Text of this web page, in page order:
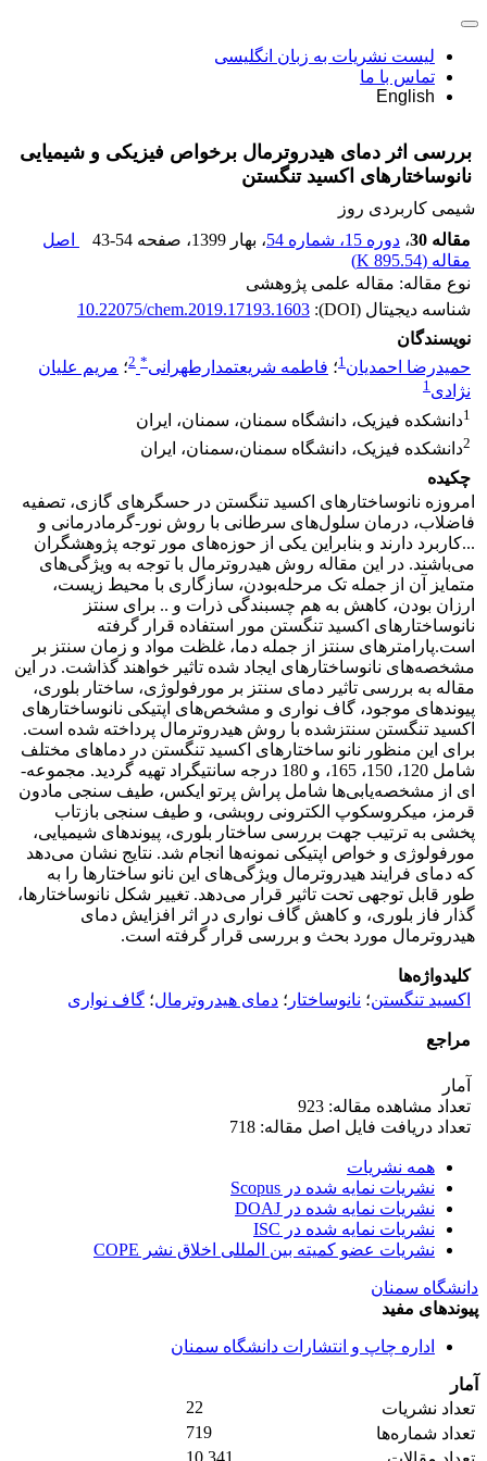
لیست نشریات به زبان انگلیسی
تماس با ما
English
بررسی اثر دمای هیدروترمال برخواص فیزیکی و شیمیایی
نانوساختارهای اکسید تنگستن
شیمى کاربردى روز
مقاله 30
، دوره 15، شماره 54 ، بهار 1399 ، صفحه 43-54
اصل
مقاله (895.54 K
)
نوع مقاله: مقاله علمی پژوهشی
شناسه دیجیتال (DOI):
10.22075/chem.2019.17193.1603
نویسندگان
حمیدرضا احمدیان1؛ فاطمه شریعتمدارطهرانی*
2؛ مریم علیان
نژادی1
1دانشکده فیزیک، دانشگاه سمنان، سمنان، ایران
2دانشکده فیزیک، دانشگاه سمنان،سمنان، ایران
چکیده
امروزه نانوساختارهای اکسید تنگستن در حسگرهای گازی، تصفیه
فاضلاب، درمان سلول‌های سرطانی با روش نور-گرمادرمانی و
...کاربرد دارند و بنابراین یکی از حوزه‌های مور توجه پژوهشگران
می‌باشند. در این مقاله روش هیدروترمال با توجه به ویژگی‌های
متمایز آن از جمله تک مرحله‌بودن، سازگاری با محیط زیست،
ارزان بودن، کاهش به هم چسبندگی ذرات و .. برای سنتز
نانوساختارهای اکسید تنگستن مور استفاده قرار گرفته
است.پارامترهای سنتز از جمله دما، غلظت مواد و زمان سنتز بر
مشخصه‌های نانوساختارهای ایجاد شده تاثیر خواهند گذاشت. در این
مقاله به بررسی تاثیر دمای سنتز بر مورفولوژی، ساختار بلوری،
پیوندهای موجود، گاف نواری و مشخص‌های اپتیکی نانوساختارهای
اکسید تنگستن سنتزشده با روش هیدروترمال پرداخته شده است.
برای این منظور نانو ساختارهای اکسید تنگستن در دماهای مختلف
شامل 120، 150، 165، و 180 درجه سانتیگراد تهیه گردید. مجموعه-
ای از مشخصه‌یابی‌ها شامل پراش پرتو ایکس، طیف سنجی مادون
قرمز، میکروسکوپ الکترونی روبشی، و طیف سنجی بازتاب
پخشی به ترتیب جهت بررسی ساختار بلوری، پیوندهای شیمیایی،
مورفولوژی و خواص اپتیکی نمونه‌ها انجام شد. نتایج نشان می‌دهد
که دمای فرایند هیدروترمال ویژگی‌های این نانو ساختارها را به
طور قابل توجهی تحت تاثیر قرار می‌دهد. تغییر شکل نانوساختارها،
گذار فاز بلوری، و کاهش گاف نواری در اثر افزایش دمای
هیدروترمال مورد بحث و بررسی قرار گرفته است.
کلیدواژه‌ها
اکسید تنگستن؛ نانوساختار ؛ دمای هیدروترمال؛ گاف نواری
مراجع
آمار
تعداد مشاهده مقاله: 923
تعداد دریافت فایل اصل مقاله: 718
همه نشریات
نشریات نمایه شده در Scopus
نشریات نمایه شده در DOAJ
نشریات نمایه شده در ISC
نشریات عضو کمیته بین المللی اخلاق نشر COPE
دانشگاه سمنان
پیوندهای مفید
اداره چاپ و انتشارات دانشگاه سمنان
آمار
تعداد نشریات
22
تعداد شماره‌ها
719
10,341